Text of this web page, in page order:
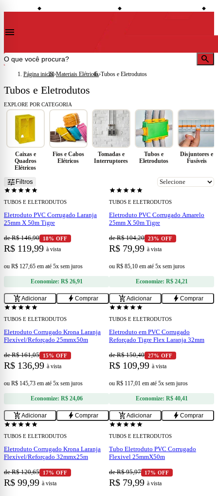
shopping_bagCompre no site e retire na loja credit_cardTodo o site em até 5x sem juros local_shipping
menu
search
Página inicial ›Materiais Elétricos›Tubos e Eletrodutos
Tubos e Eletrodutos
EXPLORE POR CATEGORIA
Caixas e
Quadros
Elétricos
Fios e Cabos
Elétricos
Tomadas e
Interruptores
Tubos e
Eletrodutos
Disjuntores e
Fusíveis
tune Filtros
starstarstarstarstar
TUBOS E ELETRODUTOS
Eletroduto PVC Corrugado Laranja
25mm X 50m Tigre
de R$ 146,90 18% OFF
R$ 119,99 à vista
ou R$ 127,65 em até 5x sem juros
Economize: R$ 26,91
add_shopping_cartAdicionar bolt Comprar
starstarstarstarstar
TUBOS E ELETRODUTOS
Eletroduto PVC Corrugado Amarelo
25mm X 50m Tigre
de R$ 104,20 23% OFF
R$ 79,99 à vista
ou R$ 85,10 em até 5x sem juros
Economize: R$ 24,21
add_shopping_cartAdicionar bolt Comprar
starstarstarstarstar
TUBOS E ELETRODUTOS
Eletroduto Corrugado Krona Laranja
Flexível/Reforçado 25mmx50m
de R$ 161,05 15% OFF
R$ 136,99 à vista
ou R$ 145,73 em até 5x sem juros
Economize: R$ 24,06
add_shopping_cartAdicionar bolt Comprar
starstarstarstarstar
TUBOS E ELETRODUTOS
Eletroduto em PVC Corrugado
Reforçado Tigre Flex Laranja 32mm
de R$ 150,40 27% OFF
R$ 109,99 à vista
ou R$ 117,01 em até 5x sem juros
Economize: R$ 40,41
add_shopping_cartAdicionar bolt Comprar
starstarstarstarstar
TUBOS E ELETRODUTOS
Eletroduto Corrugado Krona Laranja
Flexível/Reforçado 32mmx25m
de R$ 120,65 17% OFF
R$ 99,99 à vista
starstarstarstarstar
TUBOS E ELETRODUTOS
Tubo Eletroduto PVC Corrugado
Flexivel 25mmX50m
de R$ 95,97 17% OFF
R$ 79,99 à vista